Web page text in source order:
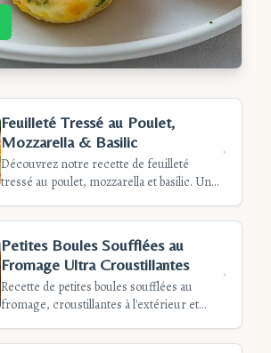
Feuilleté Tressé au Poulet,
Mozzarella & Basilic
Découvrez notre recette de feuilleté
tressé au poulet, mozzarella et basilic. Un
occasions spéciales. Temps de préparation
Petites Boules Soufflées au
Fromage Ultra Croustillantes
Recette de petites boules soufflées au
fromage, croustillantes à l'extérieur et
l'apéritif, faciles et économiques. Temps de